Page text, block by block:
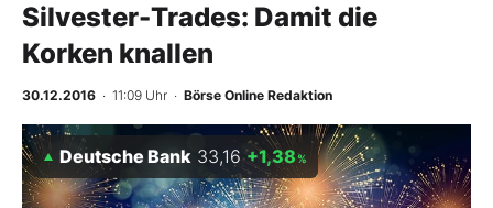
Finanz-Check
BO-Musterdepots
Silvester-Trades: Damit die
Korken knallen
30.12.2016 · 11:09 Uhr · Börse Online Redaktion
Deutsche Bank 33,16 +1,38 %